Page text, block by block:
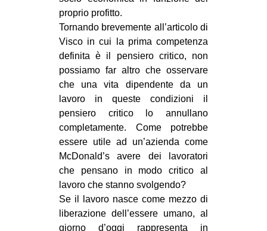
proprio profitto.
Tornando brevemente all’articolo di
Visco in cui la prima competenza
definita è il pensiero critico, non
possiamo far altro che osservare
che una vita dipendente da un
lavoro in queste condizioni il
pensiero critico lo annullano
completamente. Come potrebbe
essere utile ad un’azienda come
McDonald’s avere dei lavoratori
che pensano in modo critico al
lavoro che stanno svolgendo?
Se il lavoro nasce come mezzo di
liberazione dell’essere umano, al
giorno d’oggi rappresenta in